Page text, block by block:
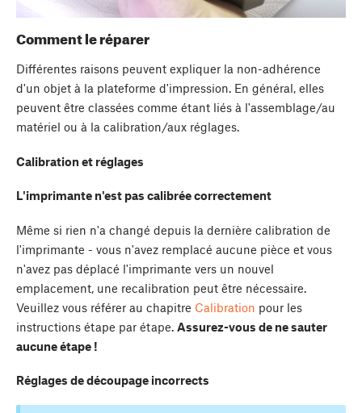
Comment le réparer
Différentes raisons peuvent expliquer la non-adhérence
d'un objet à la plateforme d'impression. En général, elles
peuvent être classées comme étant liés à l'assemblage/au
matériel ou à la calibration/aux réglages.
Calibration et réglages
L'imprimante n'est pas calibrée correctement
Même si rien n'a changé depuis la dernière calibration de
l'imprimante - vous n'avez remplacé aucune pièce et vous
n'avez pas déplacé l'imprimante vers un nouvel
emplacement, une recalibration peut être nécessaire.
Veuillez vous référer au chapitre Calibration pour les
instructions étape par étape. Assurez-vous de ne sauter
aucune étape !
Réglages de découpage incorrects